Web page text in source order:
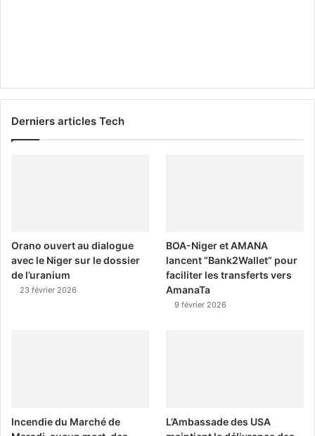
Derniers articles Tech
Orano ouvert au dialogue
avec le Niger sur le dossier
de l’uranium
23 février 2026
BOA-Niger et AMANA
lancent “Bank2Wallet” pour
faciliter les transferts vers
AmanaTa
9 février 2026
Incendie du Marché de
L’Ambassade des USA